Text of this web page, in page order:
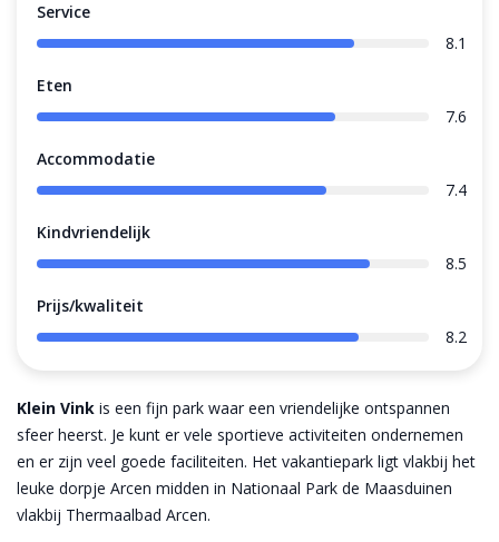
Klein Vink is een fijn park waar een vriendelijke ontspannen
sfeer heerst. Je kunt er vele sportieve activiteiten ondernemen
en er zijn veel goede faciliteiten. Het vakantiepark ligt vlakbij het
leuke dorpje Arcen midden in Nationaal Park de Maasduinen
vlakbij Thermaalbad Arcen.
Service
8.1
Eten
7.6
Accommodatie
7.4
Kindvriendelijk
8.5
Prijs/kwaliteit
8.2